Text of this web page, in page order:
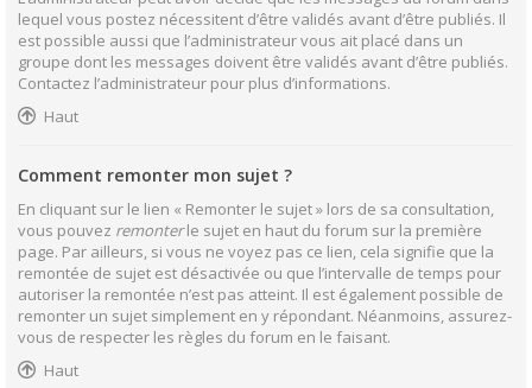
lequel vous postez nécessitent d’être validés avant d’être publiés. Il
est possible aussi que l’administrateur vous ait placé dans un
groupe dont les messages doivent être validés avant d’être publiés.
Contactez l’administrateur pour plus d’informations.
Haut
Comment remonter mon sujet ?
En cliquant sur le lien « Remonter le sujet » lors de sa consultation,
vous pouvez remonterle sujet en haut du forum sur la première
page. Par ailleurs, si vous ne voyez pas ce lien, cela signifie que la
remontée de sujet est désactivée ou que l’intervalle de temps pour
autoriser la remontée n’est pas atteint. Il est également possible de
remonter un sujet simplement en y répondant. Néanmoins, assurez-
vous de respecter les règles du forum en le faisant.
Haut